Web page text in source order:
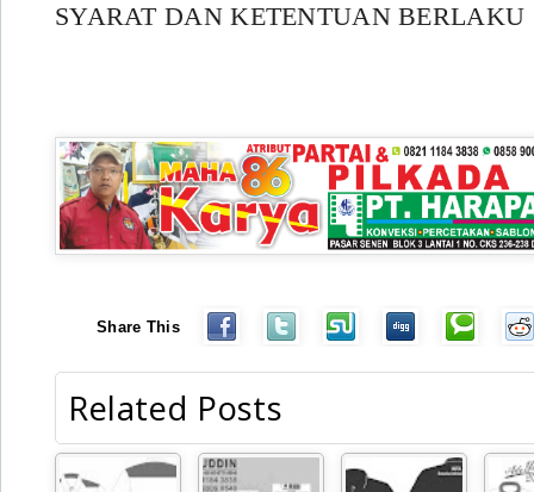
SYARAT DAN KETENTUAN BERLAKU
Share This
Related Posts